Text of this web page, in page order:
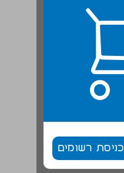
כניסת רשומים